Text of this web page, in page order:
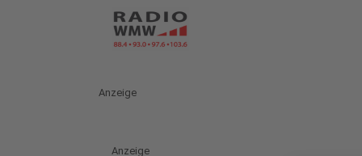
Anzeige
Anzeige